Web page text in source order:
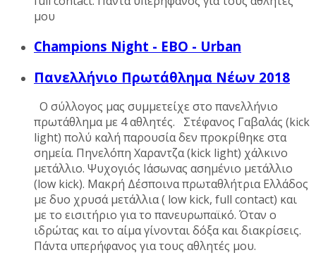
μου
Champions Night - EBO - Urban
Πανελλήνιο Πρωτάθλημα Νέων 2018
Ο σύλλογος μας συμμετείχε στο πανελλήνιο
πρωτάθλημα με 4 αθλητές. Στέφανος Γαβαλάς (kick
light) πολύ καλή παρουσία δεν προκρίθηκε στα
σημεία. Πηνελόπη Χαραντζα (kick light) χάλκινο
μετάλλιο. Ψυχογιός Ιάσωνας ασημένιο μετάλλιο
(low kick). Μακρή Δέσποινα πρωταθλήτρια Ελλάδος
με δυο χρυσά μετάλλια ( low kick, full contact) και
με το εισιτήριο για το πανευρωπαϊκό. Όταν ο
ιδρώτας και το αίμα γίνονται δόξα και διακρίσεις.
Πάντα υπερήφανος για τους αθλητές μου.